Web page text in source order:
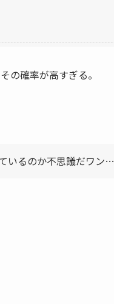
の確率が高すぎる。
いるのか不思議だワン…